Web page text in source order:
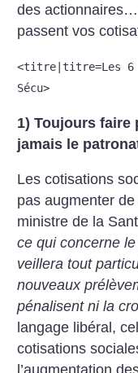
des
passent vos
<titre|titre=Les 6
Sécu>
1) Toujours faire
jamais le
Les cotisations
pas augmenter
ministre de la
ce qui concerne
veillera tout
nouveaux
pénalisent ni la
langage libéral,
cotisations